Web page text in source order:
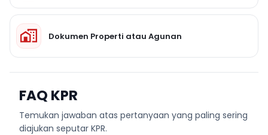
Dokumen Properti atau Agunan
FAQ KPR
Temukan jawaban atas pertanyaan yang paling sering
diajukan seputar KPR.